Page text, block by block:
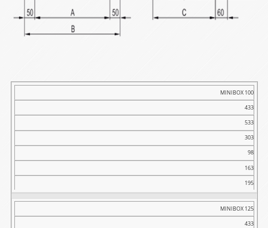
C
φD
E
MINIBOX 100
433
533
303
98
163
195
MINIBOX 125
433